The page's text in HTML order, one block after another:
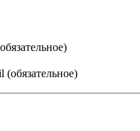
(обязательное)